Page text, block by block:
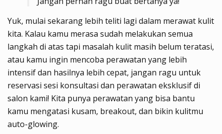
Yuk, mulai sekarang lebih teliti lagi dalam merawat kulit
kita. Kalau kamu merasa sudah melakukan semua
langkah di atas tapi masalah kulit masih belum teratasi,
atau kamu ingin mencoba perawatan yang lebih
intensif dan hasilnya lebih cepat, jangan ragu untuk
reservasi sesi konsultasi dan perawatan eksklusif di
salon kami! Kita punya perawatan yang bisa bantu
kamu mengatasi kusam, breakout, dan bikin kulitmu
auto-glowing.